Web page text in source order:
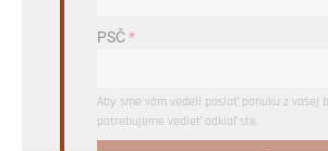
PSČ*
Aby sme vám vedeli poslať ponuku z vašej
potrebujeme vedieť odkiaľ ste.